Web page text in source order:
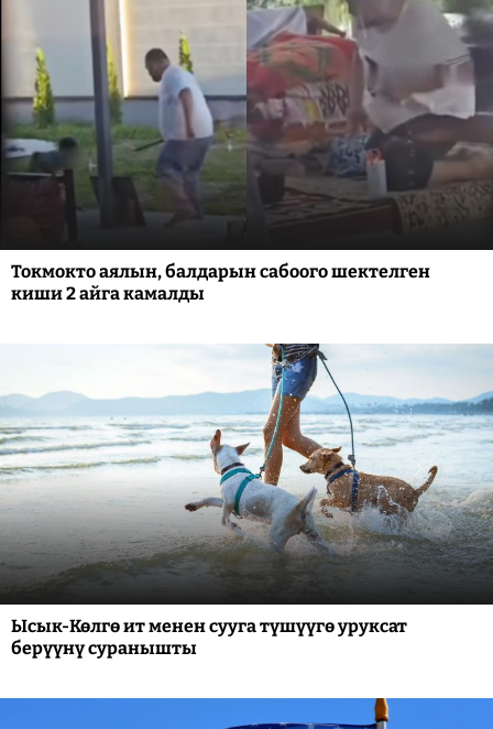
Токмокто аялын, балдарын сабоого шектелген
киши 2 айга камалды
Ысык-Көлгө ит менен сууга түшүүгө уруксат
берүүнү суранышты